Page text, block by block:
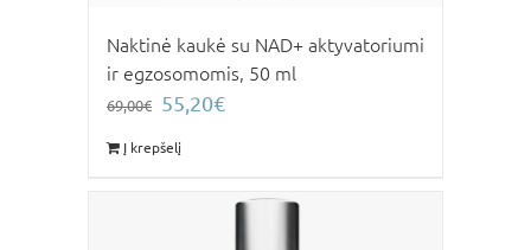
Naktinė kaukė su NAD+ aktyvatoriumi
ir egzosomomis, 50 ml
69,00€
Original
was:
55,20€Current
Į krepšelį